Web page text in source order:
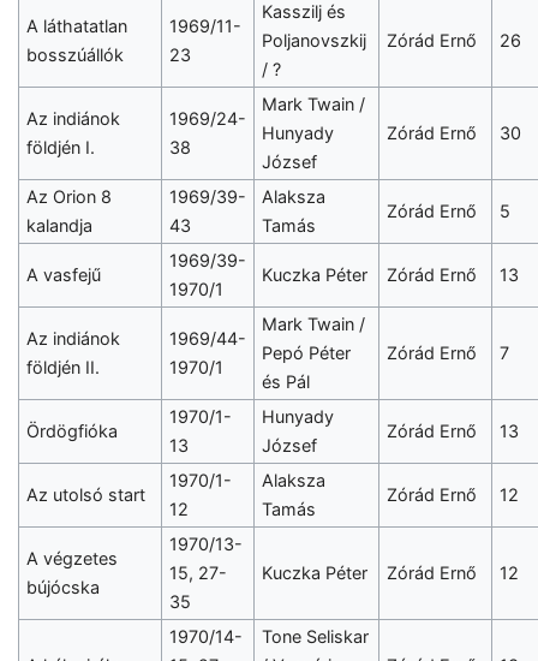
A láthatatlan
bosszúállók
1969/11-
23
Kasszilj és
Poljanovszkij
/ ?
Zórád Ernő 26
Az indiánok
földjén I.
1969/24-
38
Mark Twain /
Hunyady
József
Zórád Ernő 30
Az Orion 8
kalandja
1969/39-
43
Alaksza
Tamás
Zórád Ernő 5
A vasfejű
1969/39-
1970/1
Kuczka Péter Zórád Ernő 13
Az indiánok
földjén II.
1969/44-
1970/1
Mark Twain /
Pepó Péter
és Pál
Zórád Ernő 7
Ördögfióka
1970/1-
13
Hunyady
József
Zórád Ernő 13
Az utolsó start
1970/1-
12
Alaksza
Tamás
Zórád Ernő 12
A végzetes
bújócska
1970/13-
15, 27-
35
Kuczka Péter Zórád Ernő 12
1970/14-
Tone Seliskar